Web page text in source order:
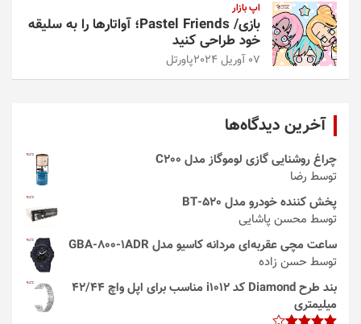
اپ بازار
بازی/ Pastel Friends؛ آواتارها را به سلیقه
خود طراحی کنید
07 آوریل 2024 پاورتل
آخرین دیدگاه‌ها
چراغ روشنایی گازی لوموگاز مدل C200
توسط رضا
پخش کننده خودرو مدل 520-BT
توسط محسن پاشایی
ساعت مچی عقربه‌ای مردانه کاسیو مدل GBA-800-1ADR
توسط حسن زاده
بند طرح Diamond کد i1012 مناسب برای اپل واچ 42/44
میلیمتری